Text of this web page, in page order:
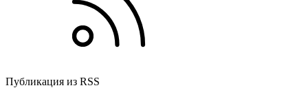
Публикация из RSS